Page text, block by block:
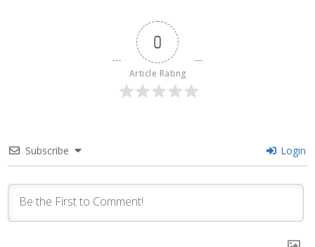
0
Article Rating
Subscribe Login